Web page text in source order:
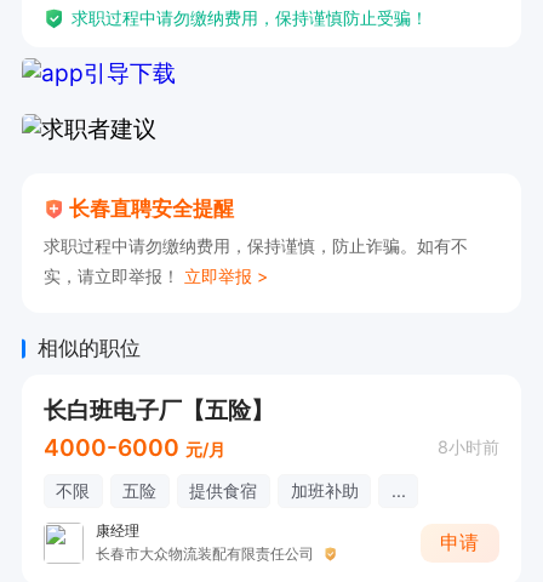
求职过程中请勿缴纳费用，保持谨慎防止受骗！
长春直聘安全提醒
求职过程中请勿缴纳费用，保持谨慎，防止诈骗。如有不
实，请立即举报！ 立即举报 >
相似的职位
长白班电子厂【五险】
4000-6000 元/月 8小时前
不限 五险 提供食宿 加班补助 ...
康经理
长春市大众物流装配有限责任公司
申请